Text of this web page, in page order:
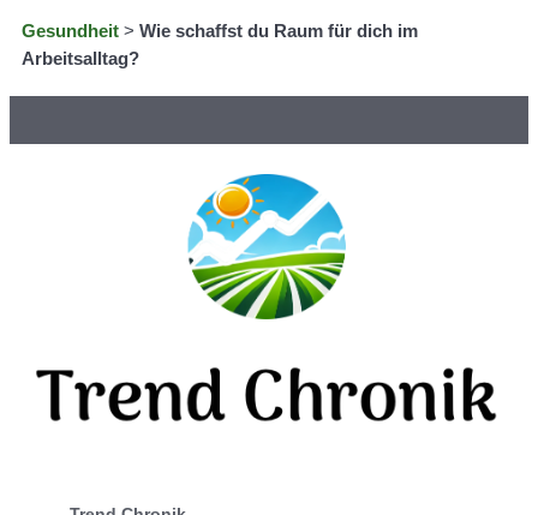
Gesundheit > Wie schaffst du Raum für dich im
Arbeitsalltag?